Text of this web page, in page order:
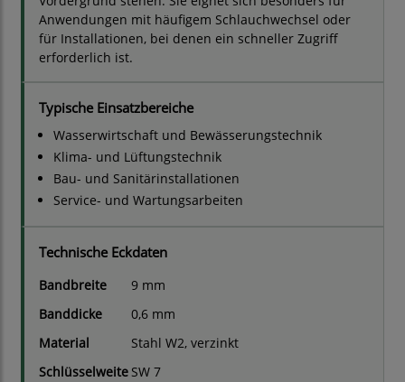
Anwendungen mit häufigem Schlauchwechsel oder
für Installationen, bei denen ein schneller Zugriff
erforderlich ist.
Typische Einsatzbereiche
Wasserwirtschaft und Bewässerungstechnik
Klima- und Lüftungstechnik
Bau- und Sanitärinstallationen
Service- und Wartungsarbeiten
Technische Eckdaten
Bandbreite
9 mm
Banddicke
0,6 mm
Material
Stahl W2, verzinkt
Schlüsselweite SW 7